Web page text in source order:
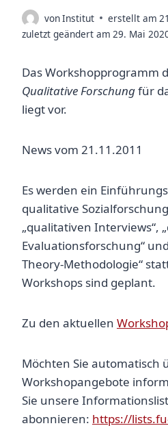
vonInstitut erstellt am
zuletzt geändert am 29. Mai
Das Workshopprogramm
Qualitative Forschungfür
liegt vor.
News vom 21.11.2011
Es werden ein
qualitative
„qualitativen Interviews“,
Evaluationsforschung“
Theory-Methodologie“
Workshops sind geplant.
Zu den aktuellen
Möchten Sie automatisch
Workshopangebote
Sie unsere
abonnieren: https://